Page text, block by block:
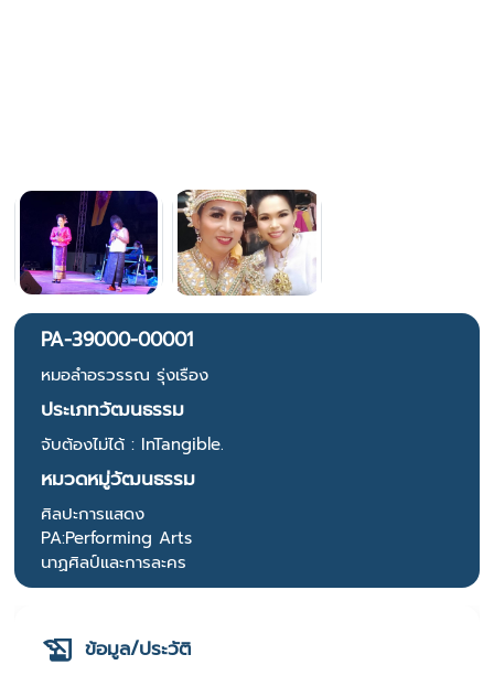
PA-39000-00001
หมอลำอรวรรณ รุ่งเรือง
ประเภทวัฒนธรรม
จับต้องไม่ได้ : InTangible.
หมวดหมู่วัฒนธรรม
ศิลปะการแสดง
PA:Performing Arts
นาฏศิลป์และการละคร
ข้อมูล/ประวัติ